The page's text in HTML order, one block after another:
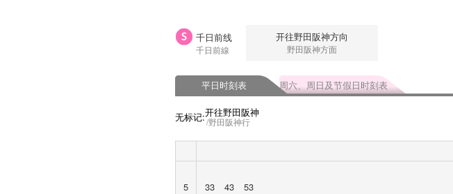
千日前线
千日前線
开往野田阪神方向
野田阪神方面
平日时刻表 周六、周日及节假日时刻表
无标记:开往野田阪神
野田阪神行
5 33 43 53